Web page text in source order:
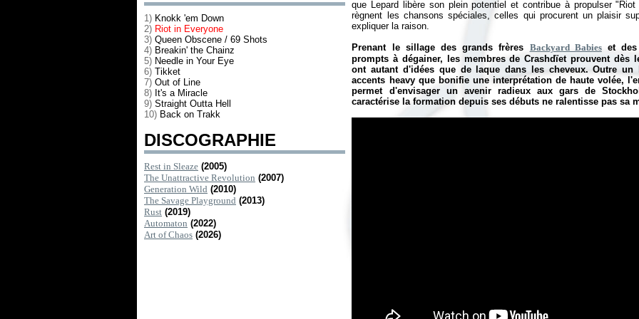
1) Knokk 'em Down
2) Riot in Everyone
3) Queen Obscene / 69 Shots
4) Breakin' the Chainz
5) Needle in Your Eye
6) Tikket
7) Out of Line
8) It's a Miracle
9) Straight Outta Hell
10) Back on Trakk
DISCOGRAPHIE
Rest in Sleaze (2005)
The Unattractive Revolution (2007)
Generation Wild (2010)
The Savage Playground (2013)
Rust (2019)
Automaton (2022)
Art of Chaos (2026)
que Lepard libère son plein potentiel et contribue à propulser
règnent les chansons spéciales, celles qui procurent un plaisir
expliquer la raison.
Prenant le sillage des grands frères Backyard Babieset des
prompts à dégainer, les membres de Crashdïet prouvent dès
ont autant d'idées que de laque dans les cheveux. Outre
accents heavy que bonifie une interprétation de haute volée,
permet d'envisager un avenir radieux aux gars de
caractérise la formation depuis ses débuts ne ralentisse pas sa